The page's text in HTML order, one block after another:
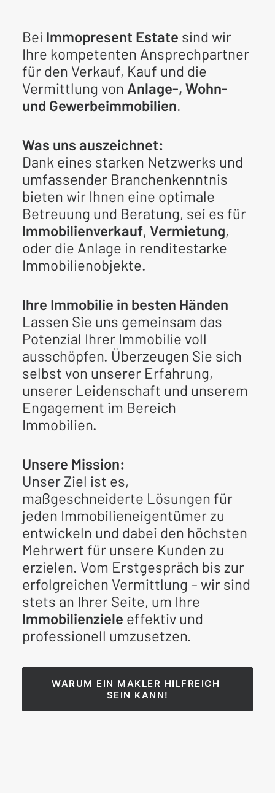
Bei Immopresent Estate sind wir
Ihre kompetenten Ansprechpartner
für den Verkauf, Kauf und die
Vermittlung von Anlage-, Wohn-
und Gewerbeimmobilien.
Was uns auszeichnet:
Dank eines starken Netzwerks und
umfassender Branchenkenntnis
bieten wir Ihnen eine optimale
Betreuung und Beratung, sei es für
Immobilienverkauf, Vermietung,
oder die Anlage in renditestarke
Immobilienobjekte.
Ihre Immobilie in besten Händen
Lassen Sie uns gemeinsam das
Potenzial Ihrer Immobilie voll
ausschöpfen. Überzeugen Sie sich
selbst von unserer Erfahrung,
unserer Leidenschaft und unserem
Engagement im Bereich
Immobilien.
Unsere Mission:
Unser Ziel ist es,
maßgeschneiderte Lösungen für
jeden Immobilieneigentümer zu
entwickeln und dabei den höchsten
Mehrwert für unsere Kunden zu
erzielen. Vom Erstgespräch bis zur
erfolgreichen Vermittlung – wir sind
stets an Ihrer Seite, um Ihre
Immobilienziele effektiv und
professionell umzusetzen.
WARUM EIN MAKLER HILFREICH
SEIN KANN!